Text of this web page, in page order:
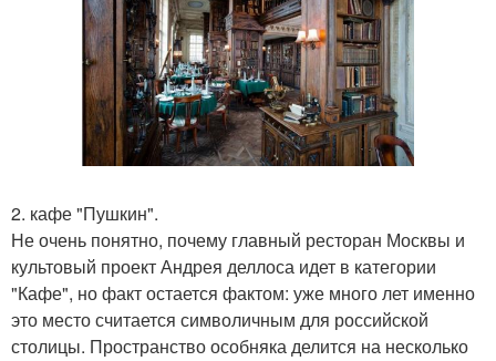
2. кафе "Пушкин".
Не очень понятно, почему главный ресторан Москвы и
культовый проект Андрея деллоса идет в категории
"Кафе", но факт остается фактом: уже много лет именно
это место считается символичным для российской
столицы. Пространство особняка делится на несколько